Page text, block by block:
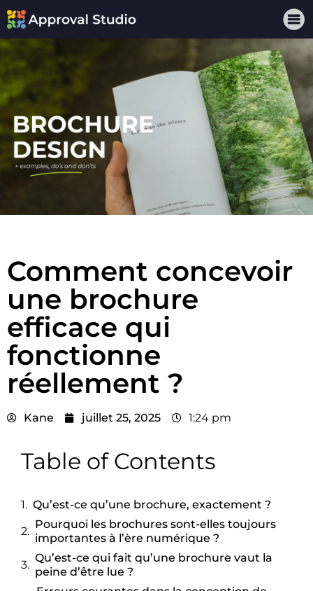
Comment concevoir
une brochure
efficace qui
fonctionne
réellement ?
Kane juillet 25, 2025 1:24 pm
Table of Contents
Qu’est-ce qu’une brochure, exactement ?
Pourquoi les brochures sont-elles toujours
importantes à l’ère numérique ?
Qu’est-ce qui fait qu’une brochure vaut la
peine d’être lue ?